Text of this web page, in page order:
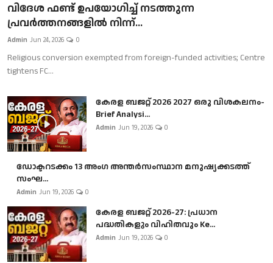
വിദേശ ഫണ്ട് ഉപയോഗിച്ച് നടത്തുന്ന
പ്രവർത്തനങ്ങളിൽ നിന്ന്...
Admin Jun 24, 2026 0
Religious conversion exempted from foreign-funded activities; Centre
tightens FC...
കേരള ബജറ്റ് 2026 2027 ഒരു വിശകലനം-
Brief Analysi...
Admin Jun 19, 2026 0
ഡോക്ടറടക്കം 13 അംഗ അന്തർസംസ്ഥാന മനുഷ്യക്കടത്ത്
സംഘ...
Admin Jun 19, 2026 0
കേരള ബജറ്റ് 2026-27: പ്രധാന
പദ്ധതികളും വിഹിതവും Ke...
Admin Jun 19, 2026 0